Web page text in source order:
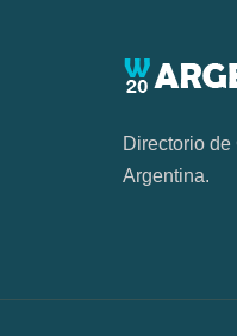
Directorio
Argentina.